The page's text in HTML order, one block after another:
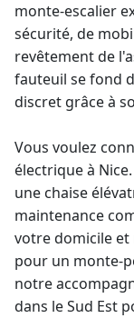
monte-escalier
sécurité, de
revêtement de
fauteuil se fond
discret grâce à
Vous voulez
électrique à
une chaise
maintenance
votre domicile et
pour un monte-
notre
dans le Sud Est